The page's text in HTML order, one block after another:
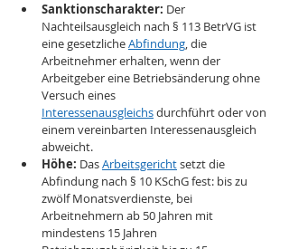
Sanktionscharakter: Der
Nachteilsausgleich nach § 113 BetrVG ist
eine gesetzliche Abfindung, die
Arbeitnehmer erhalten, wenn der
Arbeitgeber eine Betriebsänderung ohne
Versuch eines
Interessenausgleichs durchführt oder von
einem vereinbarten Interessenausgleich
abweicht.
Höhe: Das Arbeitsgericht setzt die
Abfindung nach § 10 KSchG fest: bis zu
zwölf Monatsverdienste, bei
Arbeitnehmern ab 50 Jahren mit
mindestens 15 Jahren